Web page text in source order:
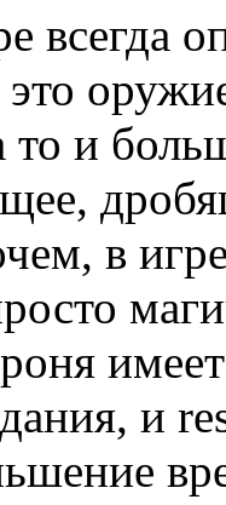
всегда
то и
в
и